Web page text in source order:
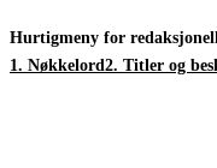
Hurtigmeny for
1. Nøkkelord2. Titler og